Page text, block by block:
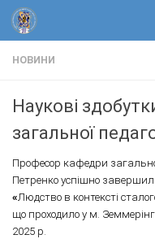
Skip to content
НОВИНИ
Наукові
загальної
Професор кафедри
Петренко успішно
«Людство в контексті
що проходило у м.
2025 р.